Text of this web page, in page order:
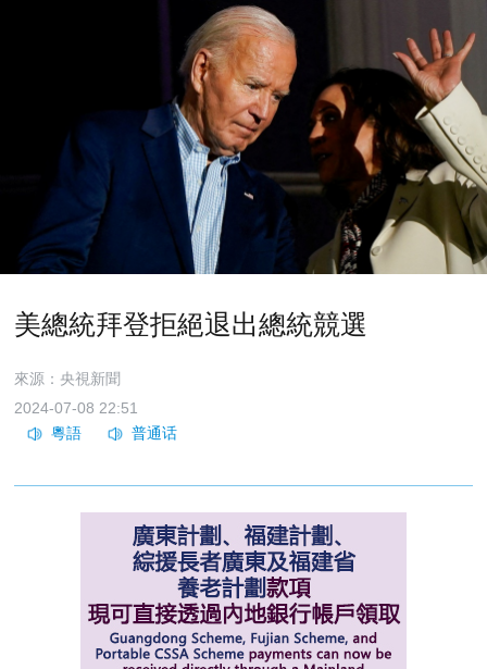
美總統拜登拒絕退出總統競選
來源：央視新聞
2024-07-08 22:51